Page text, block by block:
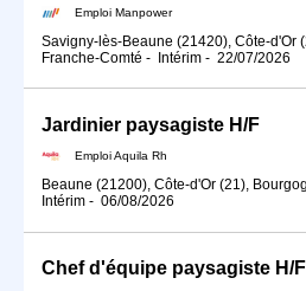
Emploi Manpower
Savigny-lès-Beaune (21420), Côte-d'Or
Franche-Comté - Intérim - 22/07/2026
Jardinier paysagiste H/F
Emploi Aquila Rh
Beaune (21200), Côte-d'Or (21),
Intérim - 06/08/2026
Chef d'équipe paysagiste H/F